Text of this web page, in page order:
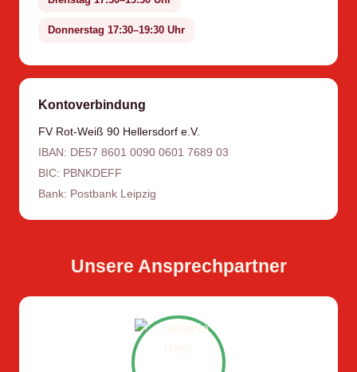
Donnerstag 17:30–19:30 Uhr
Kontoverbindung
FV Rot-Weiß 90 Hellersdorf e.V.
IBAN: DE57 8601 0090 0601 7689 03
BIC: PBNKDEFF
Bank: Postbank Leipzig
Unsere Ansprechpartner